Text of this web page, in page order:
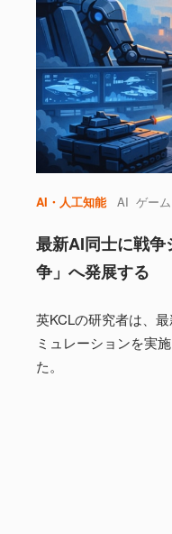
AI・人工知能 AI ゲーム
最新AI同士に戦
争」へ発展する
英KCLの研究者は、
ミュレーションを実
た。